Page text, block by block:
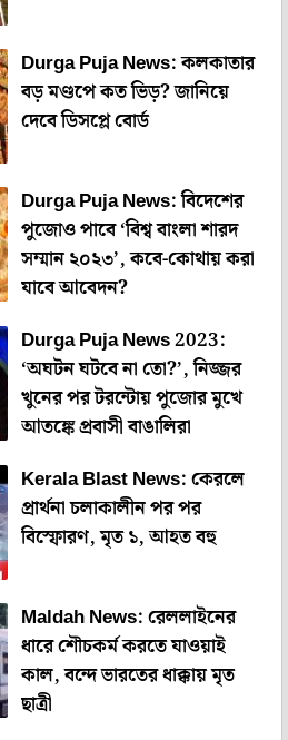
Durga Puja News: কলকাতার
বড় মণ্ডপে কত ভিড়? জানিয়ে
দেবে ডিসপ্লে বোর্ড
Durga Puja News: বিদেশের
পুজোও পাবে ‘বিশ্ব বাংলা শারদ
সম্মান ২০২৩’, কবে-কোথায় করা
যাবে আবেদন?
Durga Puja News 2023:
‘অঘটন ঘটবে না তো?’, নিজ্জর
খুনের পর টরন্টোয় পুজোর মুখে
আতঙ্কে প্রবাসী বাঙালিরা
Kerala Blast News: কেরলে
প্রার্থনা চলাকালীন পর পর
বিস্ফোরণ, মৃত ১, আহত বহু
Maldah News: রেললাইনের
ধারে শৌচকর্ম করতে যাওয়াই
কাল, বন্দে ভারতের ধাক্কায় মৃত
ছাত্রী